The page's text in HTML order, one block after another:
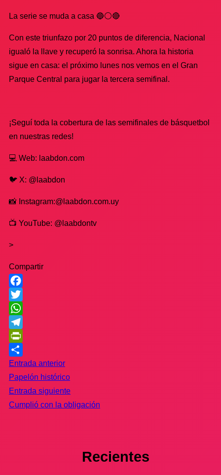
La serie se muda a casa 🔵⚪🔴
Con este triunfazo por 20 puntos de diferencia, Nacional
igualó la llave y recuperó la sonrisa. Ahora la historia
sigue en casa: el próximo lunes nos vemos en el Gran
Parque Central para jugar la tercera semifinal.
¡Seguí toda la cobertura de las semifinales de básquetbol
en nuestras redes!
💻 Web: laabdon.com
🐦 X: @laabdon
📸 Instagram:@laabdon.com.uy
📺 YouTube: @laabdontv
>
Compartir
Facebook
Twitter
WhatsApp
Telegram
PrintFriendly
Compartir
Entrada anterior
Papelón histórico
Entrada siguiente
Cumplió con la obligación
Recientes